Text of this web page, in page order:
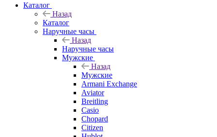
Каталог
Назад
Каталог
Наручные часы
Назад
Наручные часы
Мужские
Назад
Мужские
Armani Exchange
Aviator
Breitling
Casio
Chopard
Citizen